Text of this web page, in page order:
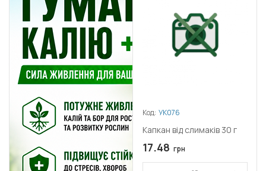
Код: УК076
Капкан від слимаків 30 г
17.48 грн